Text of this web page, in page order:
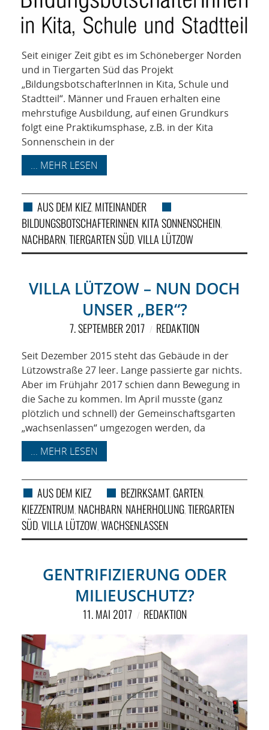
Seit einiger Zeit gibt es im Schöneberger Norden
und in Tiergarten Süd das Projekt
„BildungsbotschafterInnen in Kita, Schule und
Stadtteil“. Männer und Frauen erhalten eine
mehrstufige Ausbildung, auf einen Grundkurs
folgt eine Praktikumsphase, z.B. in der Kita
Sonnenschein in der
... MEHR LESEN
AUS DEM KIEZ, MITEINANDER
BILDUNGSBOTSCHAFTERINNEN, KITA SONNENSCHEIN,
NACHBARN,TIERGARTEN SÜD,VILLA LÜTZOW
VILLA LÜTZOW – NUN DOCH
UNSER „BER“?
7. SEPTEMBER 2017 REDAKTION
Seit Dezember 2015 steht das Gebäude in der
Lützowstraße 27 leer. Lange passierte gar nichts.
Aber im Frühjahr 2017 schien dann Bewegung in
die Sache zu kommen. Im April musste (ganz
plötzlich und schnell) der Gemeinschaftsgarten
„wachsenlassen“ umgezogen werden, da
... MEHR LESEN
AUS DEM KIEZ BEZIRKSAMT, GARTEN,
KIEZZENTRUM, NACHBARN, NAHERHOLUNG,TIERGARTEN
SÜD,VILLA LÜTZOW,WACHSENLASSEN
GENTRIFIZIERUNG ODER
MILIEUSCHUTZ?
11. MAI 2017 REDAKTION